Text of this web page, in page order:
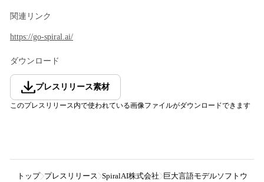
関連リンク
https://go-spiral.ai/
ダウンロード
プレスリリース素材
このプレスリリース内で使われている画像ファイルがダウンロードできます
トップ プレスリリース SpiralAI株式会社 巨大言語モデルソフトウェ